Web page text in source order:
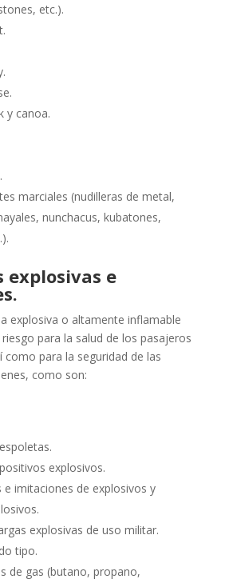
etc.).
y canoa.
marciales (nudilleras de metal,
nunchacus, kubatones,
explosivas e
explosiva o altamente inflamable
para la salud de los pasajeros
como para la seguridad de las
como son:
explosivos.
e imitaciones de explosivos y
explosivas de uso militar.
tipo.
de gas (butano, propano,